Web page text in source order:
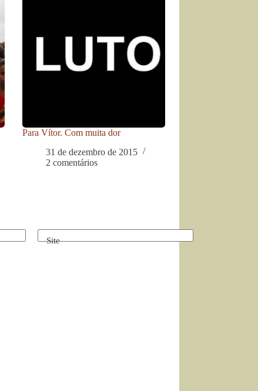
Para Vítor. Com muita dor
31 de dezembro de 2015
2 comentários
Site